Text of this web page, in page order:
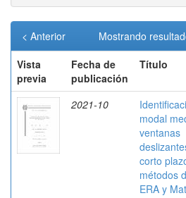
Mostrando
< Anterior
Vista
previa
Fecha de
publicación
Título
2021-10
modal
ventanas
corto
métodos
ERA y